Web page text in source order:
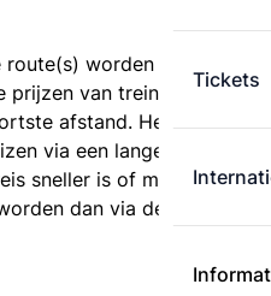
Tickets
worden
prijzen van treintickets
afstand. Het is
via een langere route,
sneller is of met minder
dan via de kortste